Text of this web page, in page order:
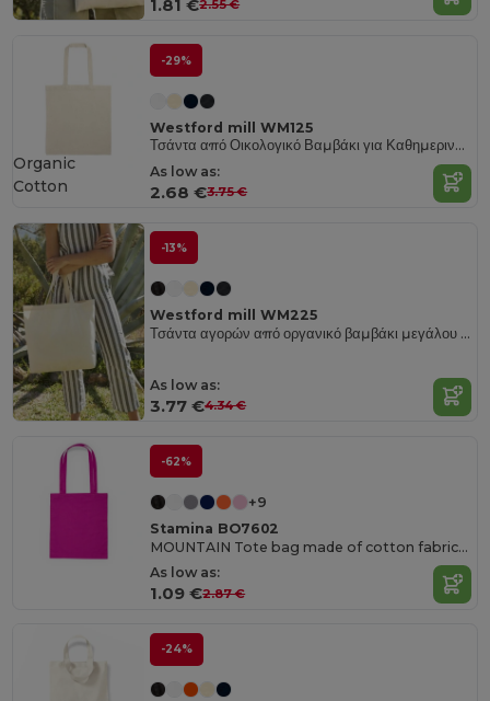
1.81 €2.55 €
-29%
Westford mill WM125
Τσάντα από Οικολογικό Βαμβάκι για Καθημερινή Χρήση
As low as:
2.68 €3.75 €
Organic
Cotton
-13%
Westford mill WM225
Τσάντα αγορών από οργανικό βαμβάκι μεγάλου όγκου
As low as:
3.77 €4.34 €
-62%
+9
Stamina BO7602
MOUNTAIN Tote bag made of cotton fabric in different colours
As low as:
1.09 €2.87 €
-24%